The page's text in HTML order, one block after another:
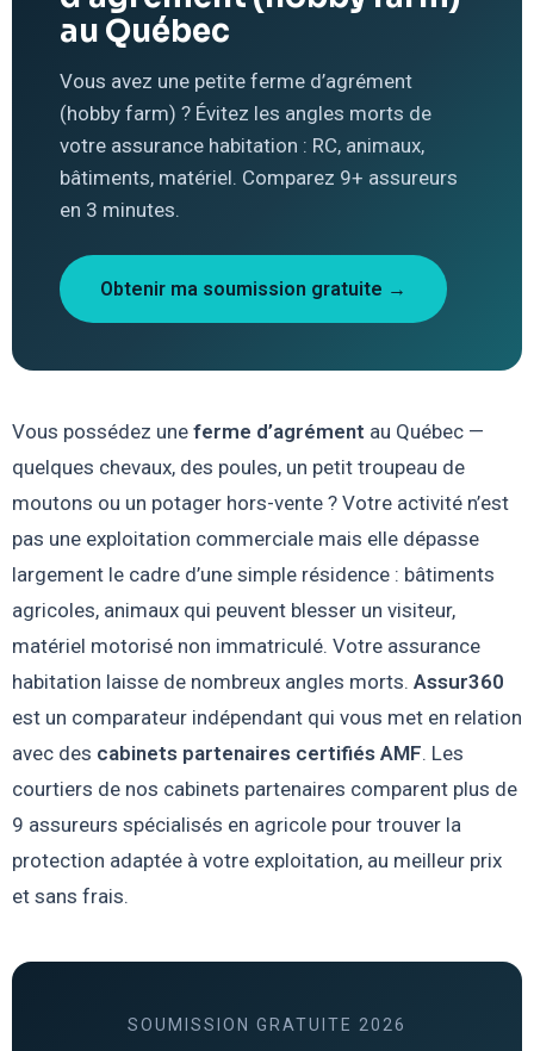
au Québec
Vous avez une petite ferme d’agrément
(hobby farm) ? Évitez les angles morts de
votre assurance habitation : RC, animaux,
bâtiments, matériel. Comparez 9+ assureurs
en 3 minutes.
Obtenir ma soumission gratuite →
Vous possédez une ferme d’agrément au Québec —
quelques chevaux, des poules, un petit troupeau de
moutons ou un potager hors-vente ? Votre activité n’est
pas une exploitation commerciale mais elle dépasse
largement le cadre d’une simple résidence : bâtiments
agricoles, animaux qui peuvent blesser un visiteur,
matériel motorisé non immatriculé. Votre assurance
habitation laisse de nombreux angles morts. Assur360
est un comparateur indépendant qui vous met en relation
avec des cabinets partenaires certifiés AMF. Les
courtiers de nos cabinets partenaires comparent plus de
9 assureurs spécialisés en agricole pour trouver la
protection adaptée à votre exploitation, au meilleur prix
et sans frais.
SOUMISSION GRATUITE 2026